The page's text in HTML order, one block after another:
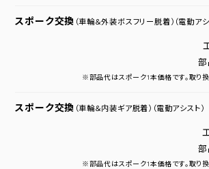
スポーク交換 （車輪＆外装ボスフリー脱着） （電動アシ
※部品代はスポーク1本価格です。取り
スポーク交換 （車輪＆内装ギア脱着） （電動アシスト）
※部品代はスポーク1本価格です。取り